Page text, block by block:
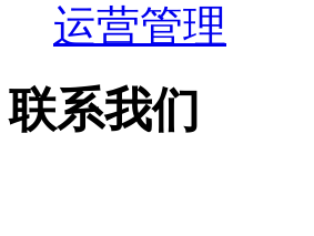
运营管理
联系我们